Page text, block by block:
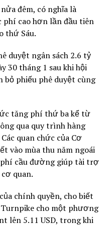
đêm, có nghĩa là
cao hơn lần đầu tiên
thứ Sáu.
duyệt ngân sách 2.6 tỷ
30 tháng 1 sau khi hội
bỏ phiếu phê duyệt cùng
tăng phí thứ ba kể từ
qua quy trình hàng
quan chức của Cơ
vào mùa thu năm ngoái
cầu đường giúp tài trợ
quan.
chính quyền, cho biết
cho một phương
lên 5.11 USD, trong khi